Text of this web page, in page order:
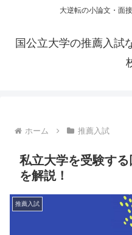
大逆転の小論文・面
国公立大学の推薦入試
ホーム 推薦入試
私立大学を受験す
を解説！
推薦入試